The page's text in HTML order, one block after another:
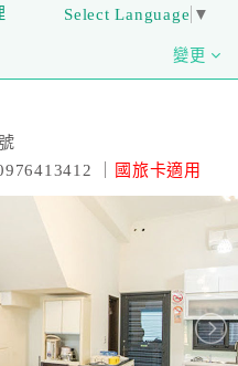
Select Language ▼
變更
｜
國旅卡適用